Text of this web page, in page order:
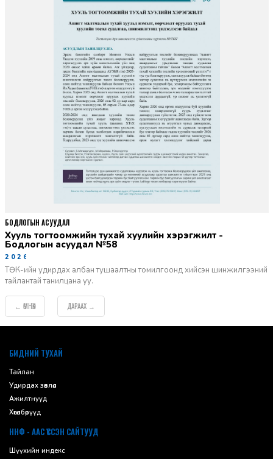
Хууль тогтоомжийн тухай хуулийн хэрэгжилт -
Бодлогын асуудал №58
2026-06-02
ТӨК-ийн удирдах албан тушаалтны томилгоонд хийсэн шинжилгээний
тайлантай танилцана уу.
БОДЛОГЫН АСУУДАЛ
← ӨМНӨХ ДАРААХ →
БИДНИЙ ТУХАЙ
Тайлан
Удирдах зөвлөл
Ажилтнууд
Хөтөлбөрүүд
ННФ - ААС ҮҮССЭН САЙТУУД
Шүүхийн индекс